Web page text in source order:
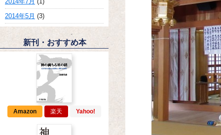
2014年5月 (3)
新刊・おすすめ本
Amazon 楽天 Yahoo!